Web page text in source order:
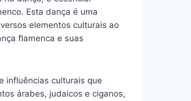
Esta dança é uma
elementos culturais ao
flamenca e suas
influências culturais que
árabes, judaicos e ciganos,